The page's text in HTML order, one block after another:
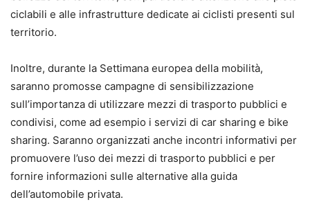
ciclabili e alle infrastrutture dedicate ai ciclisti presenti sul
territorio.
Inoltre, durante la Settimana europea della mobilità,
saranno promosse campagne di sensibilizzazione
sull’importanza di utilizzare mezzi di trasporto pubblici e
condivisi, come ad esempio i servizi di car sharing e bike
sharing. Saranno organizzati anche incontri informativi per
promuovere l’uso dei mezzi di trasporto pubblici e per
fornire informazioni sulle alternative alla guida
dell’automobile privata.